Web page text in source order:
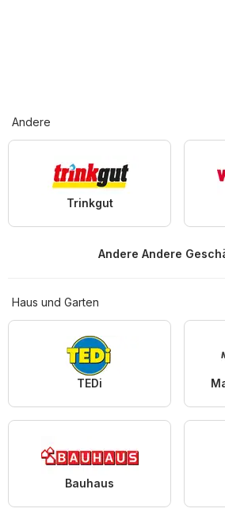
Andere
Trinkgut
Andere Andere
Haus und Garten
TEDi
Bauhaus